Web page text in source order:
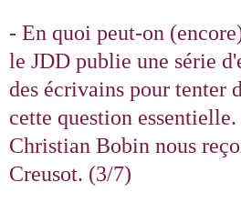
- En quoi peut-on
le JDD publie une série
des écrivains pour tenter
cette question
Christian Bobin nous
Creusot. (3/7)